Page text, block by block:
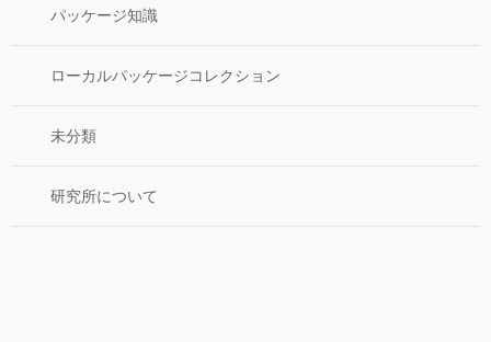
パッケージ知識
ローカルパッケージコレクション
未分類
研究所について